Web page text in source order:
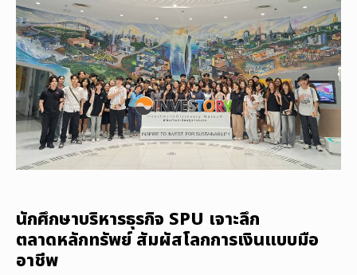
นักศึกษาบริหารธุรกิจ SPU เจาะลึก
ตลาดหลักทรัพย์ สัมผัสโลกการเงินแบบมือ
อาชีพ